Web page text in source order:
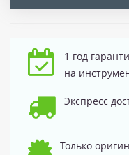
1 год
на
Экспресс
Только